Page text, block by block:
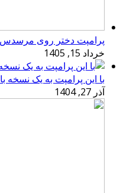
پرامپت دختر روی مرسدس
خرداد 15, 1405
با این پرامپت به یک نسخه
آذر 27, 1404